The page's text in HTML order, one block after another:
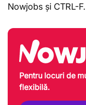
Nowjobs și CTRL-F.
Pentru locuri de
flexibilă.